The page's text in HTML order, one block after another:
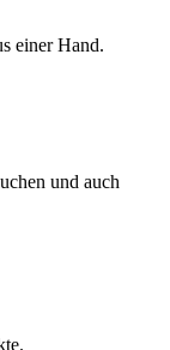
einer Hand.
und auch